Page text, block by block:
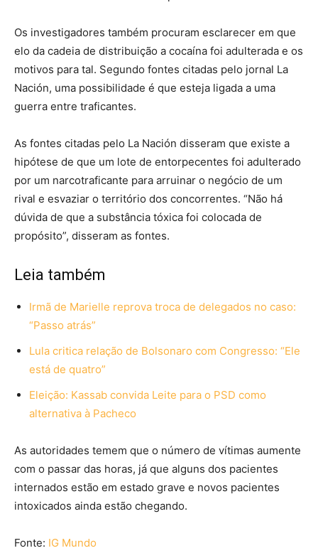
Os investigadores também procuram esclarecer em que
elo da cadeia de distribuição a cocaína foi adulterada e os
motivos para tal. Segundo fontes citadas pelo jornal La
Nación, uma possibilidade é que esteja ligada a uma
guerra entre traficantes.
As fontes citadas pelo La Nación disseram que existe a
hipótese de que um lote de entorpecentes foi adulterado
por um narcotraficante para arruinar o negócio de um
rival e esvaziar o território dos concorrentes. “Não há
dúvida de que a substância tóxica foi colocada de
propósito”, disseram as fontes.
Leia também
Irmã de Marielle reprova troca de delegados no caso:
“Passo atrás”
Lula critica relação de Bolsonaro com Congresso: “Ele
está de quatro”
Eleição: Kassab convida Leite para o PSD como
alternativa à Pacheco
As autoridades temem que o número de vítimas aumente
com o passar das horas, já que alguns dos pacientes
internados estão em estado grave e novos pacientes
intoxicados ainda estão chegando.
Fonte: IG Mundo